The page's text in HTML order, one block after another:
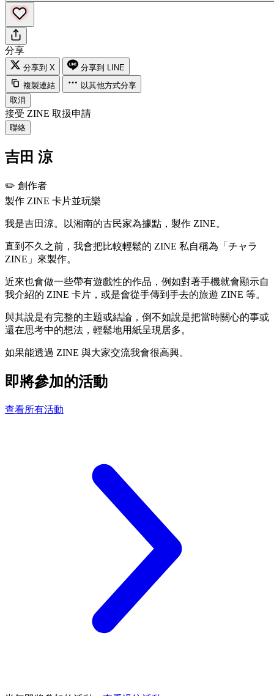
分享
分享到 X
分享到 LINE
複製連結
以其他方式分享
取消
接受 ZINE 取扱申請
聯絡
吉田 涼
✏️ 創作者
製作 ZINE 卡片並玩樂
我是吉田涼。以湘南的古民家為據點，製作 ZINE。
直到不久之前，我會把比較輕鬆的 ZINE 私自稱為「チャラ
ZINE」來製作。
近來也會做一些帶有遊戲性的作品，例如對著手機就會顯示自
我介紹的 ZINE 卡片，或是會從手傳到手去的旅遊 ZINE 等。
與其說是有完整的主題或結論，倒不如說是把當時關心的事或
還在思考中的想法，輕鬆地用紙呈現居多。
如果能透過 ZINE 與大家交流我會很高興。
即將參加的活動
查看所有活動